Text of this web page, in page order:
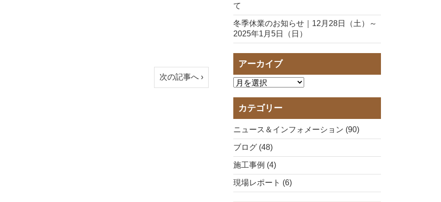
次の記事へ ›
て
冬季休業のお知らせ｜12月28日（土）～
2025年1月5日（日）
アーカイブ
カテゴリー
ニュース＆インフォメーション (90)
ブログ (48)
施工事例 (4)
現場レポート (6)